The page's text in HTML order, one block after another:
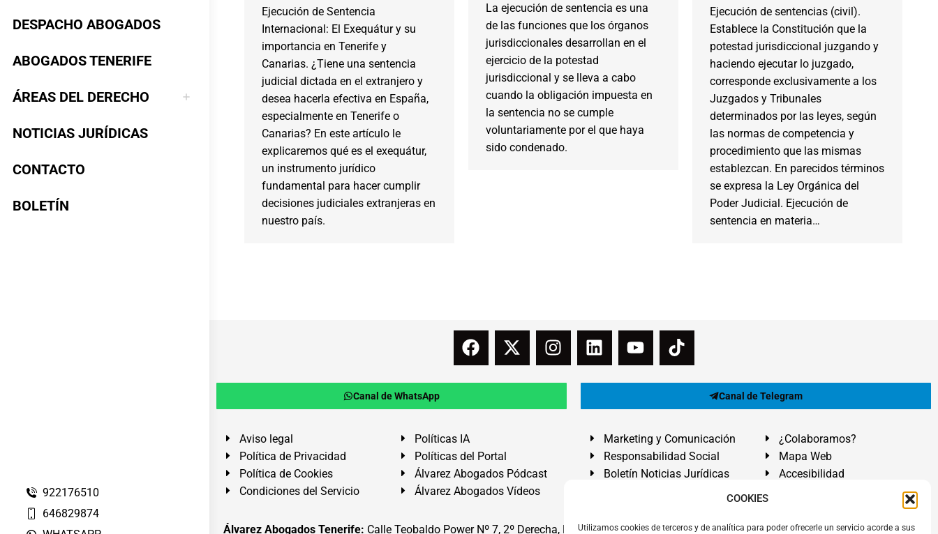
COOKIES
Utilizamos cookies de terceros y de analítica para poder ofrecerle un servicio acorde a sus
DESPACHO ABOGADOS
ABOGADOS TENERIFE
ÁREAS DEL DERECHO
NOTICIAS JURÍDICAS
CONTACTO
BOLETÍN
922176510
646829874
Ejecución de Sentencia
Internacional: El Exequátur y su
importancia en Tenerife y
Canarias. ¿Tiene una sentencia
judicial dictada en el extranjero y
desea hacerla efectiva en España,
especialmente en Tenerife o
Canarias? En este artículo le
explicaremos qué es el exequátur,
un instrumento jurídico
fundamental para hacer cumplir
decisiones judiciales extranjeras en
nuestro país.
La ejecución de sentencia es una
de las funciones que los órganos
jurisdiccionales desarrollan en el
ejercicio de la potestad
jurisdiccional y se lleva a cabo
cuando la obligación impuesta en
la sentencia no se cumple
voluntariamente por el que haya
sido condenado.
Ejecución de sentencias (civil).
Establece la Constitución que la
potestad jurisdiccional juzgando y
haciendo ejecutar lo juzgado,
corresponde exclusivamente a los
Juzgados y Tribunales
determinados por las leyes, según
las normas de competencia y
procedimiento que las mismas
establezcan. En parecidos términos
se expresa la Ley Orgánica del
Poder Judicial. Ejecución de
sentencia en materia…
Canal de WhatsApp Canal de Telegram
Aviso legal
Política de Privacidad
Política de Cookies
Condiciones del Servicio
Políticas IA
Políticas del Portal
Álvarez Abogados Pódcast
Álvarez Abogados Vídeos
Marketing y Comunicación
Responsabilidad Social
Boletín Noticias Jurídicas
¿Colaboramos?
Mapa Web
Accesibilidad
Álvarez Abogados Tenerife: Calle Teobaldo Power Nº 7, 2º Derecha, El Médano, Granadilla de Abona, Santa Cruz de Tenerife. Islas Canarias.